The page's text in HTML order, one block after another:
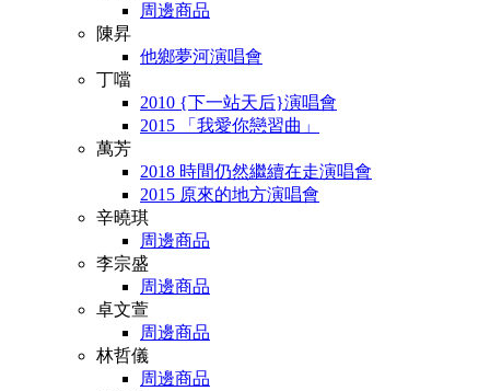
周邊商品
陳昇
他鄉夢河演唱會
丁噹
2010 {下一站天后}演唱會
2015 「我愛你戀習曲」
萬芳
2018 時間仍然繼續在走演唱會
2015 原來的地方演唱會
辛曉琪
周邊商品
李宗盛
周邊商品
卓文萱
周邊商品
林哲儀
周邊商品